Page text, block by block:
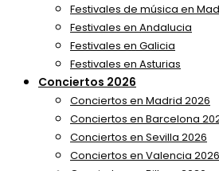
Festivales de música en
Festivales en Andalucia
Festivales en Galicia
Festivales en Asturias
Conciertos 2026
Conciertos en Madrid 2026
Conciertos en Barcelona
Conciertos en Sevilla 2026
Conciertos en Valencia 2026